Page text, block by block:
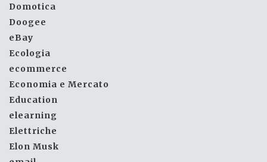
Domotica
Doogee
eBay
Ecologia
ecommerce
Economia e Mercato
Education
elearning
Elettriche
Elon Musk